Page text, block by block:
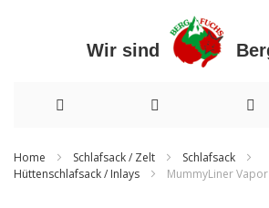
Wir sind
zum
Home Schlafsack / Zelt
Schlafsack
Hüttenschlafsack / Inlays
MummyLiner